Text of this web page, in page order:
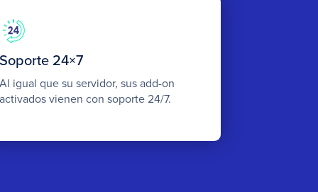
Soporte 24×7
Al igual que su servidor, sus add-on
activados vienen con soporte 24/7.